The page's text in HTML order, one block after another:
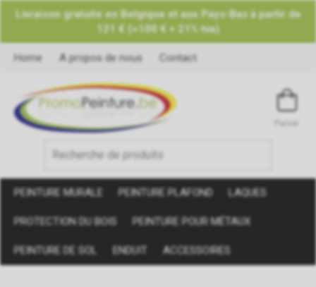
Livraison gratuite en Belgique et aux Pays-Bas à partir de
121 € (=100 € + 21% tva)
Home A propos de nous Contact
Panier
PEINTURE MURALE PEINTURE PLAFOND LAQUES
PROTECTION DU BOIS PEINTURE POUR MÉTAUX
PEINTURE DE SOL ENDUIT ACCESSOIRES